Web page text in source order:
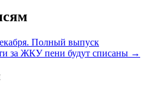
Полный выпуск
за ЖКУ пени будут списаны →